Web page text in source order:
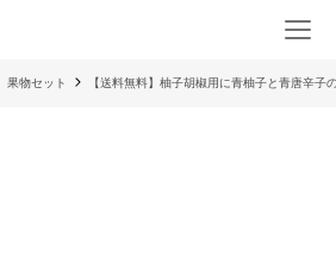
果物セット 【送料無料】柚子胡椒用に青柚子と青唐辛子